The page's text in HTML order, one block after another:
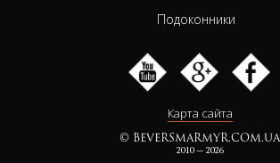
Подоконники
Карта сайта
© BEVERSMARMYR.COM.UA
2010 — 2026